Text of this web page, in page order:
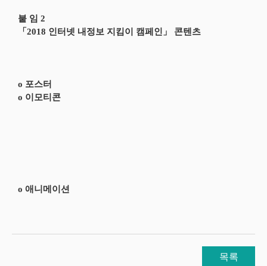
붙 임 2
「2018 인터넷 내정보 지킴이 캠페인」 콘텐츠
o 포스터
o 이모티콘
o 애니메이션
목록